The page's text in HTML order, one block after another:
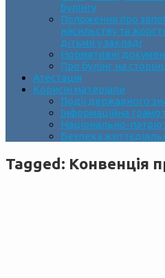
булінгу
Положення про
насильству та
дітьми у закладі
Нормативні
Про булінг на
Атестація
Корисні матеріали
Події державного
Інформаційна
Національно-
Безпека
Tagged: Конвенція